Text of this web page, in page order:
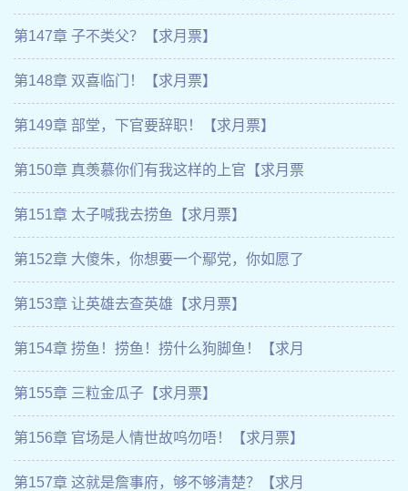
第147章 子不类父？【求月票】
第148章 双喜临门！【求月票】
第149章 部堂，下官要辞职！【求月票】
第150章 真羡慕你们有我这样的上官【求月票
第151章 太子喊我去捞鱼【求月票】
第152章 大傻朱，你想要一个鄢党，你如愿了
第153章 让英雄去查英雄【求月票】
第154章 捞鱼！捞鱼！捞什么狗脚鱼！【求月
第155章 三粒金瓜子【求月票】
第156章 官场是人情世故呜勿唔！【求月票】
第157章 这就是詹事府，够不够清楚？【求月